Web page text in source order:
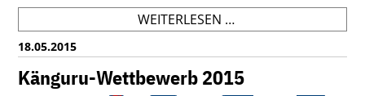
WEITERLESEN …CAFETERIA-
ABEND
2015
18.05.2015
Känguru-Wettbewerb 2015